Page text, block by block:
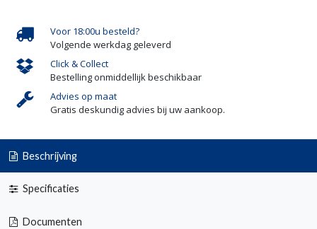
Voor 18:00u besteld?
Volgende werkdag geleverd
Click & Collect
Bestelling onmiddellijk beschikbaar
Advies op maat
Gratis deskundig advies bij uw aankoop.
Beschrijving
Specificaties
Documenten